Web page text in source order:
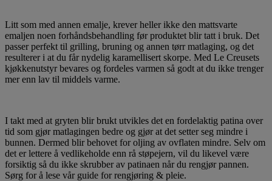
Litt som med annen emalje, krever heller ikke den mattsvarte
emaljen noen forhåndsbehandling før produktet blir tatt i bruk. Det
passer perfekt til grilling, bruning og annen tørr matlaging, og det
resulterer i at du får nydelig karamellisert skorpe. Med Le Creusets
kjøkkenutstyr bevares og fordeles varmen så godt at du ikke trenger
mer enn lav til middels varme.
I takt med at gryten blir brukt utvikles det en fordelaktig patina over
tid som gjør matlagingen bedre og gjør at det setter seg mindre i
bunnen. Dermed blir behovet for oljing av ovflaten mindre. Selv om
det er lettere å vedlikeholde enn rå støpejern, vil du likevel være
forsiktig så du ikke skrubber av patinaen når du rengjør pannen.
Sørg for å lese vår guide for rengjøring & pleie.